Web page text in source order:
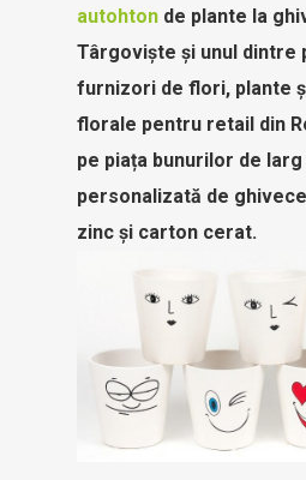
autohton de plante la
Târgoviște și unul dintre
furnizori de flori, plante
florale pentru retail din
pe piața bunurilor de
personalizată de
zinc și carton cerat.